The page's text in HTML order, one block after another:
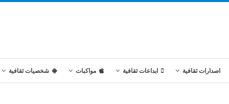
اصدارات ثقافية ابداعات ثقافية مواكبات شخصيات ثقافية